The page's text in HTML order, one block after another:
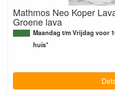
Mathmos Neo Koper
Groene lava
Maandag t/m Vrijdag voor
huis*